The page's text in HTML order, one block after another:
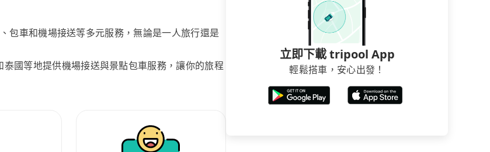
車和機場接送等多元服務，無論是一人旅行還是
國等地提供機場接送與景點包車服務，讓你的旅程
立即下載 tripool App
輕鬆搭車，安心出發！